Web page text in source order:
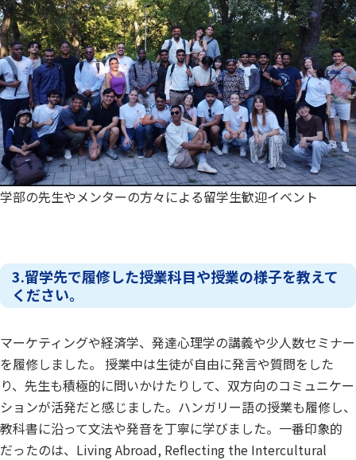
学部の先生やメンターの方々による留学生歓迎イベント
3.留学先で履修した授業科目や授業の様子を教えて
ください。
マーケティングや経済学、発達心理学の講義や少人数セミナー
を履修しました。 授業中は生徒が自由に発言や質問をした
り、先生も積極的に問いかけたりして、双方向のコミュニケー
ションが活発だと感じました。ハンガリー語の授業も履修し、
教科書に沿って文法や発音を丁寧に学びました。一番印象的
だったのは、Living Abroad, Reflecting the Intercultural